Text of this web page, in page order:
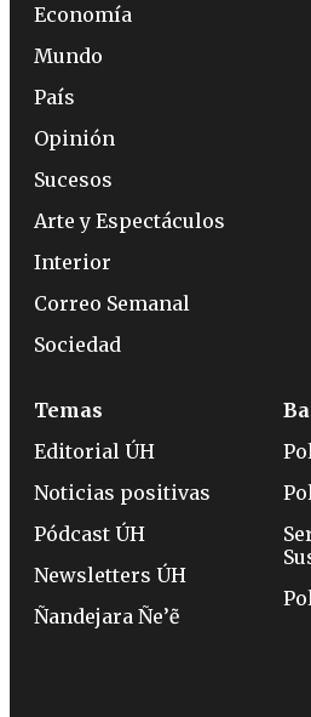
Economía
Mundo
País
Opinión
Sucesos
Arte y Espectáculos
Interior
Correo Semanal
Sociedad
Temas
Editorial ÚH
Noticias positivas
Pódcast ÚH
Newsletters ÚH
Ñandejara Ñe’ẽ